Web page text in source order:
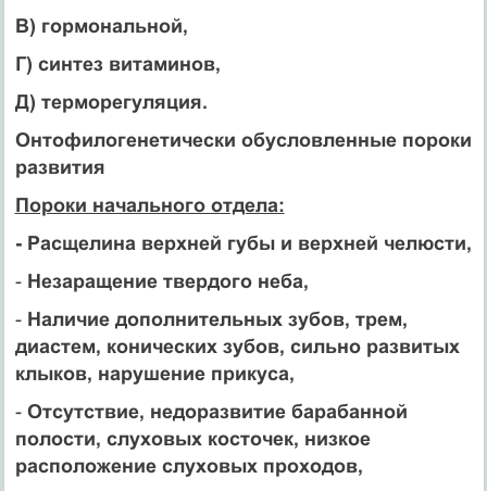
В) гормональной,
Г) синтез витаминов,
Д) терморегуляция.
Онтофилогенетически обусловленные пороки
развития
Пороки начального отдела:
- Расщелина верхней губы и верхней челюсти,
- Незаращение твердого неба,
- Наличие дополнительных зубов, трем,
диастем, конических зубов, сильно развитых
клыков, нарушение прикуса,
- Отсутствие, недоразвитие барабанной
полости, слуховых косточек, низкое
расположение слуховых проходов,